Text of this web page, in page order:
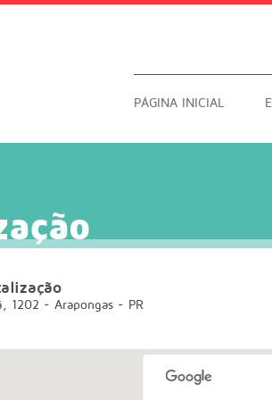
PÁGINA INICIAL
1202 - Arapongas - PR